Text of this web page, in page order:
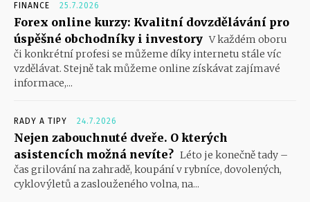
FINANCE 25.7.2026
Forex online kurzy: Kvalitní dovzdělávání pro
úspěšné obchodníky i investory V každém oboru
či konkrétní profesi se můžeme díky internetu stále víc
vzdělávat. Stejně tak můžeme online získávat zajímavé
informace,...
RADY A TIPY 24.7.2026
Nejen zabouchnuté dveře. O kterých
asistencích možná nevíte? Léto je konečně tady –
čas grilování na zahradě, koupání v rybníce, dovolených,
cyklovýletů a zaslouženého volna, na...